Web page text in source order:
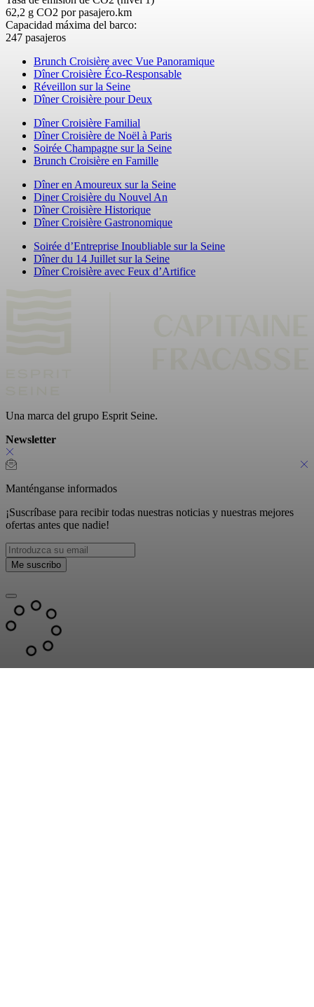
62,2 g CO2 por pasajero.km
Capacidad máxima del barco:
247 pasajeros
Brunch Croisière avec Vue Panoramique
Dîner Croisière Éco-Responsable
Réveillon sur la Seine
Dîner Croisière pour Deux
Dîner Croisière Familial
Dîner Croisière de Noël à Paris
Soirée Champagne sur la Seine
Brunch Croisière en Famille
Dîner en Amoureux sur la Seine
Diner Croisière du Nouvel An
Dîner Croisière Historique
Dîner Croisière Gastronomique
Soirée d’Entreprise Inoubliable sur la Seine
Dîner du 14 Juillet sur la Seine
Dîner Croisière avec Feux d’Artifice
Una marca del grupo Esprit Seine.
Newsletter
Manténganse informados
¡Suscríbase para recibir todas nuestras noticias y nuestras mejores
ofertas antes que nadie!